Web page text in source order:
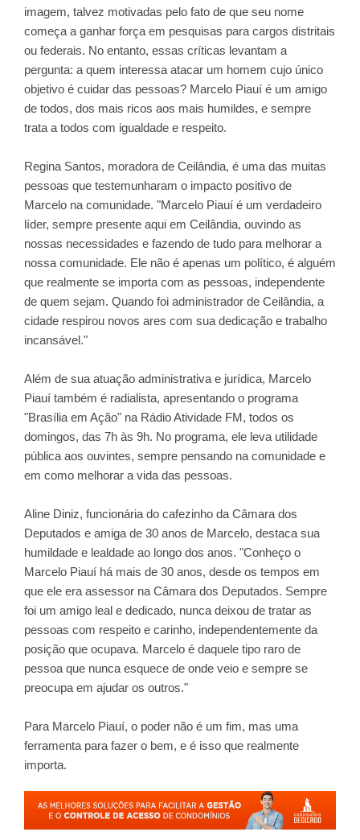
imagem, talvez motivadas pelo fato de que seu nome
começa a ganhar força em pesquisas para cargos distritais
ou federais. No entanto, essas críticas levantam a
pergunta: a quem interessa atacar um homem cujo único
objetivo é cuidar das pessoas? Marcelo Piauí é um amigo
de todos, dos mais ricos aos mais humildes, e sempre
trata a todos com igualdade e respeito.
Regina Santos, moradora de Ceilândia, é uma das muitas
pessoas que testemunharam o impacto positivo de
Marcelo na comunidade. "Marcelo Piauí é um verdadeiro
líder, sempre presente aqui em Ceilândia, ouvindo as
nossas necessidades e fazendo de tudo para melhorar a
nossa comunidade. Ele não é apenas um político, é alguém
que realmente se importa com as pessoas, independente
de quem sejam. Quando foi administrador de Ceilândia, a
cidade respirou novos ares com sua dedicação e trabalho
incansável."
Além de sua atuação administrativa e jurídica, Marcelo
Piauí também é radialista, apresentando o programa
"Brasília em Ação" na Rádio Atividade FM, todos os
domingos, das 7h às 9h. No programa, ele leva utilidade
pública aos ouvintes, sempre pensando na comunidade e
em como melhorar a vida das pessoas.
Aline Diniz, funcionária do cafezinho da Câmara dos
Deputados e amiga de 30 anos de Marcelo, destaca sua
humildade e lealdade ao longo dos anos. "Conheço o
Marcelo Piauí há mais de 30 anos, desde os tempos em
que ele era assessor na Câmara dos Deputados. Sempre
foi um amigo leal e dedicado, nunca deixou de tratar as
pessoas com respeito e carinho, independentemente da
posição que ocupava. Marcelo é daquele tipo raro de
pessoa que nunca esquece de onde veio e sempre se
preocupa em ajudar os outros."
Para Marcelo Piauí, o poder não é um fim, mas uma
ferramenta para fazer o bem, e é isso que realmente
importa.